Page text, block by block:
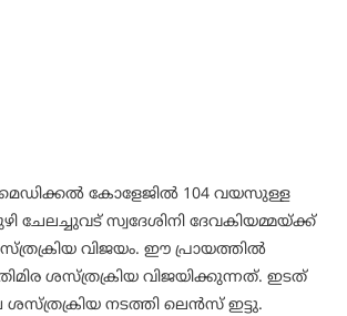
കോളേജില്‍ 104 വയസുള്ള
ചേലച്ചുവട് സ്വദേശിനി ദേവകിയമ്മയ്ക്ക്
വിജയം. ഈ പ്രായത്തില്‍
ശസ്ത്രക്രിയ വിജയിക്കുന്നത്. ഇടത്
ശസ്ത്രക്രിയ നടത്തി ലെന്‍സ് ഇട്ടു.